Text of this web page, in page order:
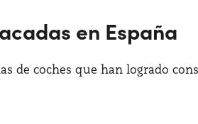
en España
de coches que han logrado